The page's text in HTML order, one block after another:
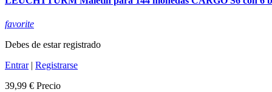
favorite
Debes de estar registrado
Entrar| Registrarse
39,99 € Precio